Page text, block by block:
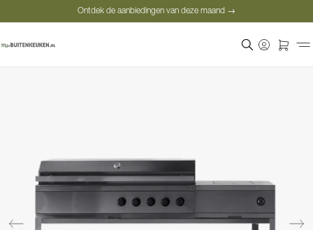
Ontdek de aanbiedingen van deze maand →